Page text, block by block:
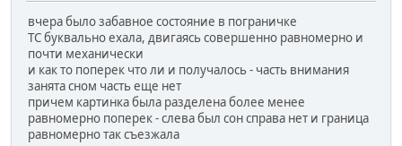
вчера было забавное состояние в пограничке
ТС буквально ехала, двигаясь совершенно равномерно и
почти механически
и как то поперек что ли и получалось - часть внимания
занята сном часть еще нет
причем картинка была разделена более менее
равномерно поперек - слева был сон справа нет и граница
равномерно так съезжала